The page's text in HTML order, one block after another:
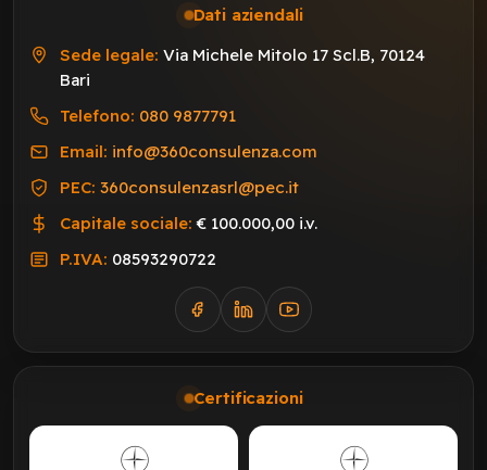
Dati aziendali
Sede legale: Via Michele Mitolo 17 Scl.B, 70124
Bari
Telefono: 080 9877791
Email: info@360consulenza.com
PEC: 360consulenzasrl@pec.it
Capitale sociale: € 100.000,00 i.v.
P.IVA: 08593290722
Certificazioni